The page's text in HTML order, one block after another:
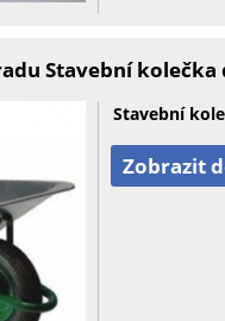
Stavební kolečka
Stavební
Zobrazit